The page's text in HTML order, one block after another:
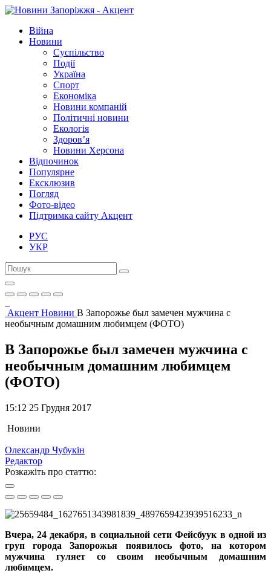
Війна
Новини
Суспільство
Події
Україна
Спорт
Економіка
Новини компаній
Політичні новини
Екологія
Здоров’я
Новини Херсона
Відпочинок
Популярне
Ексклюзив
Погляд
Фото-відео
Підтримка сайту Акцент
РУС
УКР
Акцент Новини В Запорожье был замечен мужчина с
необычным домашним любимцем (ФОТО)
В Запорожье был замечен мужчина с
необычным домашним любимцем
(ФОТО)
15:12 25 Грудня 2017
Новини
Олександр Чубукін
Редактор
Розкажіть про статтю:
Вчера, 24 декабря, в социальной сети Фейсбуук в одной из
груп города Запорожья появилось фото, на котором
мужчина гуляет со своим необычным домашним
любимцем.